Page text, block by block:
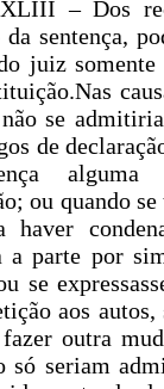
– Dos
sentença,
juiz
se
de
alguma
ou quando
haver
a parte por
se
aos
outra
só seriam